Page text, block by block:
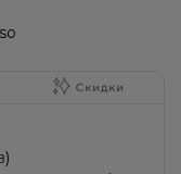
Скидки
)